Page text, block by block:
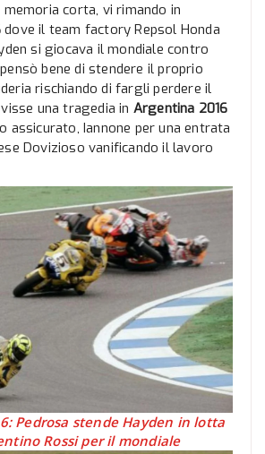
corta, vi rimando in
dove il team factory Repsol Honda
si giocava il mondiale contro
bene di stendere il proprio
rischiando di fargli perdere il
una tragedia in Argentina 2016
assicurato, Iannone per una entrata
Dovizioso vanificando il lavoro
Pedrosa stende Hayden in lotta
Rossi per il mondiale